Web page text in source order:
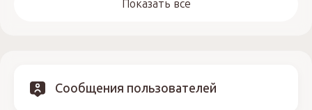
Показать все
Сообщения пользователей